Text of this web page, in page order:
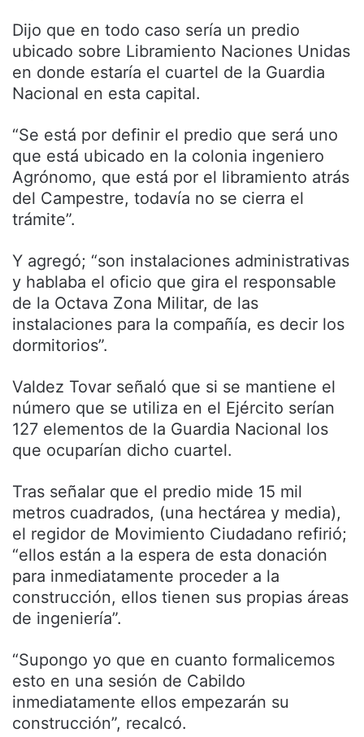
Dijo que en todo caso sería un predio
ubicado sobre Libramiento Naciones Unidas
en donde estaría el cuartel de la Guardia
Nacional en esta capital.
“Se está por definir el predio que será uno
que está ubicado en la colonia ingeniero
Agrónomo, que está por el libramiento atrás
del Campestre, todavía no se cierra el
trámite”.
Y agregó; “son instalaciones administrativas
y hablaba el oficio que gira el responsable
de la Octava Zona Militar, de las
instalaciones para la compañía, es decir los
dormitorios”.
Valdez Tovar señaló que si se mantiene el
número que se utiliza en el Ejército serían
127 elementos de la Guardia Nacional los
que ocuparían dicho cuartel.
Tras señalar que el predio mide 15 mil
metros cuadrados, (una hectárea y media),
el regidor de Movimiento Ciudadano refirió;
“ellos están a la espera de esta donación
para inmediatamente proceder a la
construcción, ellos tienen sus propias áreas
de ingeniería”.
“Supongo yo que en cuanto formalicemos
esto en una sesión de Cabildo
inmediatamente ellos empezarán su
construcción”, recalcó.